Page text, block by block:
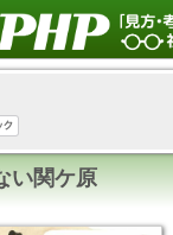
い関ケ原